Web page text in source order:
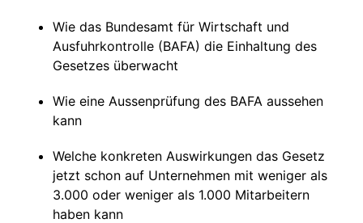
Wie das Bundesamt für Wirtschaft und
Ausfuhrkontrolle (BAFA) die Einhaltung des
Gesetzes überwacht
Wie eine Aussenprüfung des BAFA aussehen
kann
Welche konkreten Auswirkungen das Gesetz
jetzt schon auf Unternehmen mit weniger als
3.000 oder weniger als 1.000 Mitarbeitern
haben kann